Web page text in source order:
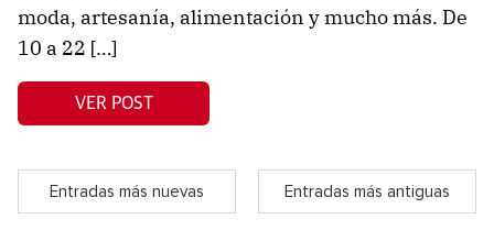
moda, artesanía, alimentación y mucho más. De
10 a 22 […]
VER POST
Entradas más nuevas Entradas más antiguas